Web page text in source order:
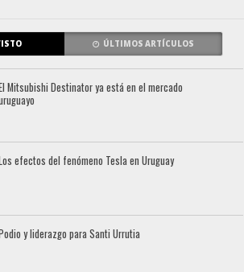
ÚLTIMOS ARTÍCULOS
Mitsubishi Destinator ya está en el mercado
efectos del fenómeno Tesla en Uruguay
y liderazgo para Santi Urrutia